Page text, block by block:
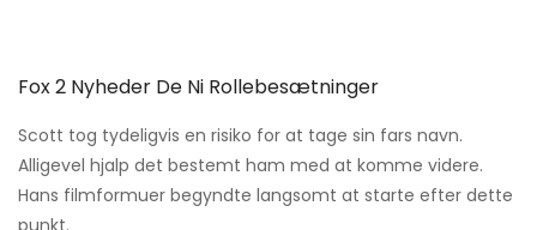
Fox 2 Nyheder De Ni Rollebesætninger
Scott tog tydeligvis en risiko for at tage sin fars navn.
Alligevel hjalp det bestemt ham med at komme videre.
Hans filmformuer begyndte langsomt at starte efter dette